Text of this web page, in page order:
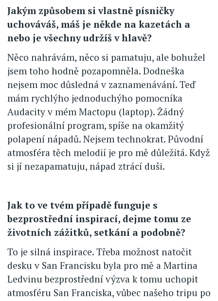
Jakým způsobem si vlastně písničky
uchováváš, máš je někde na kazetách a
nebo je všechny udržíš v hlavě?
Něco nahrávám, něco si pamatuju, ale bohužel
jsem toho hodně pozapomněla. Dodneška
nejsem moc důsledná v zaznamenávání. Teď
mám rychlýho jednoduchýho pomocníka
Audacity v mém Mactopu (laptop). Žádný
profesionální program, spíše na okamžitý
polapení nápadů. Nejsem technokrat. Původní
atmosféra těch melodií je pro mě důležitá. Když
si jí nezapamatuju, nápad ztrácí duši.
Jak to ve tvém případě funguje s
bezprostřední inspirací, dejme tomu ze
životních zážitků, setkání a podobně?
To je silná inspirace. Třeba možnost natočit
desku v San Francisku byla pro mě a Martina
Ledvinu bezprostřední výzva k tomu uchopit
atmosféru San Franciska, vůbec našeho tripu po